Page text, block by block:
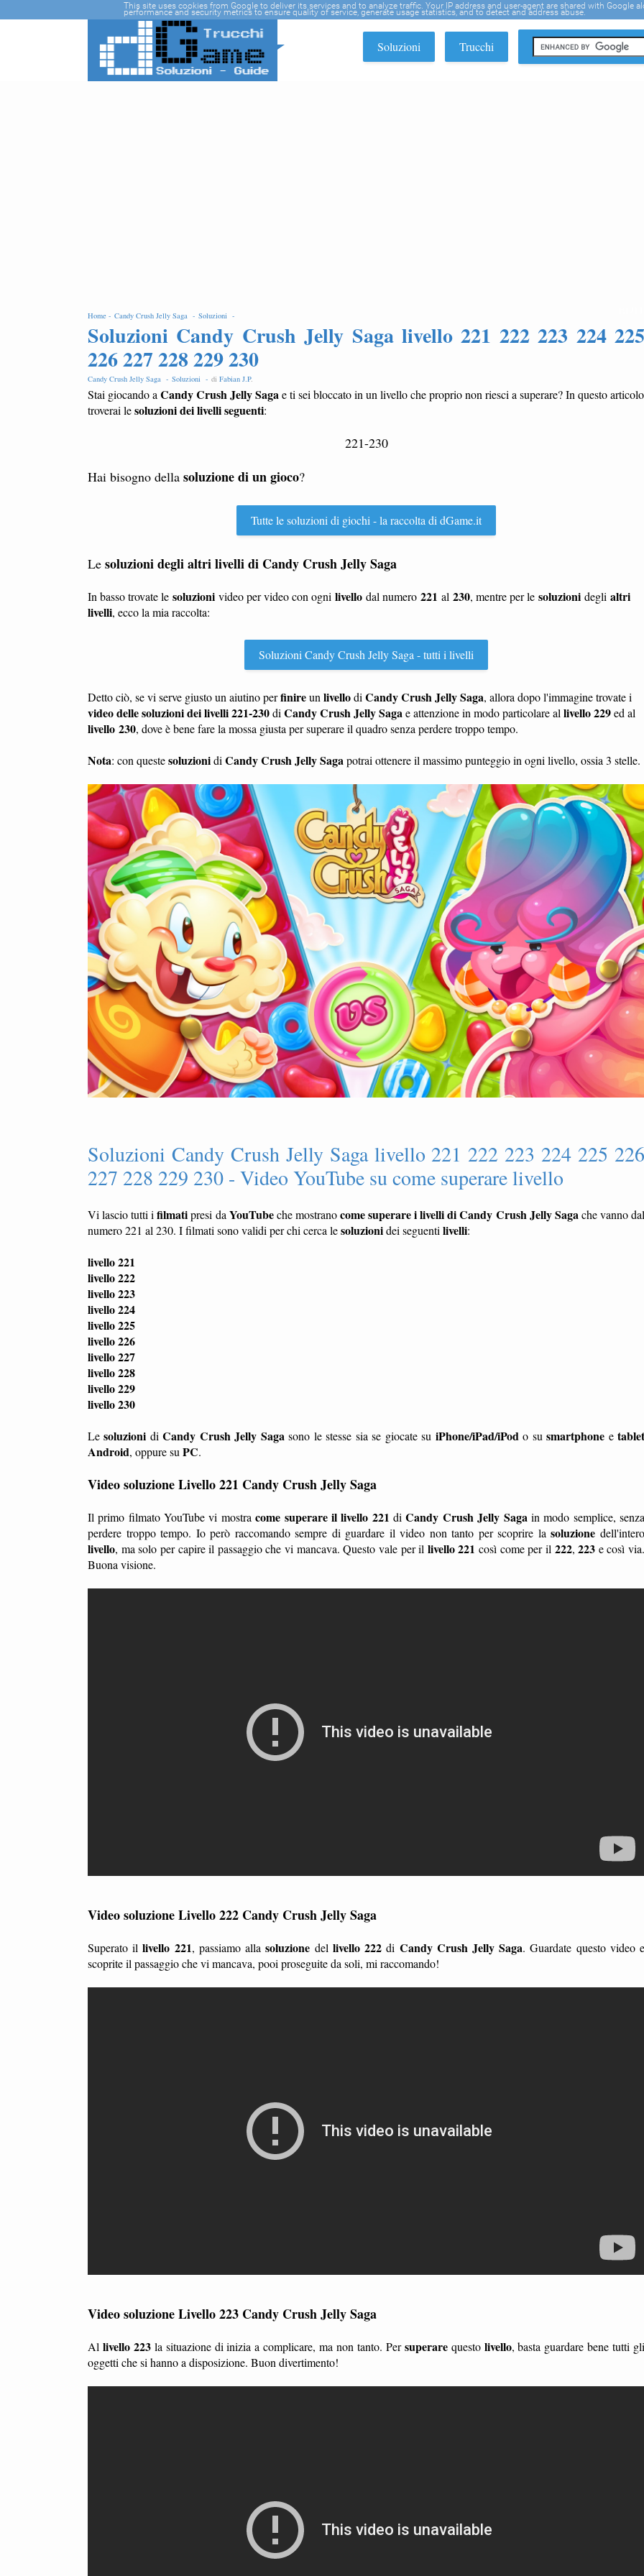
Soluzioni Trucchi
Home - Candy Crush Jelly Saga - Soluzioni -
Soluzioni Candy Crush Jelly Saga livello 221 222 223 224 225
226 227 228 229 230
Candy Crush Jelly Saga - Soluzioni - di Fabian J.P.
Stai giocando a Candy Crush Jelly Sagae ti sei bloccato in un livello che proprio non riesci a superare? In questo articolo
troverai lesoluzioni dei livelli seguenti:
221-230
Hai bisogno della soluzione di un gioco?
Tutte le soluzioni di giochi - la raccolta di dGame.it
Le soluzioni degli altri livelli di Candy Crush Jelly Saga
In basso trovate le soluzioni video per video con ogni livello dal numero 221 al 230, mentre per le soluzioni degli altri
livelli, ecco la mia raccolta:
Soluzioni Candy Crush Jelly Saga - tutti i livelli
Detto ciò, se vi serve giusto un aiutino perfinireun livellodi Candy Crush Jelly Saga, allora dopo l'immagine trovate i
video delle soluzioni dei livelli 221-230di Candy Crush Jelly Sagae attenzione in modo particolare al livello 229ed al
livello 230, dove è bene fare la mossa giusta per superare il quadro senza perdere troppo tempo.
Nota: con questesoluzionidi Candy Crush Jelly Sagapotrai ottenere il massimo punteggio in ogni livello, ossia 3 stelle.
Soluzioni Candy Crush Jelly Saga livello 221 222 223 224 225 226
227 228 229 230 - Video YouTube su come superare livello
Vi lascio tutti ifilmatipresi da YouTubeche mostranocome superare i livelli di Candy Crush Jelly Saga che vanno
numero 221 al 230. I filmati sono validi per chi cerca lesoluzionidei seguenti livelli:
livello 221
livello 222
livello 223
livello 224
livello 225
livello 226
livello 227
livello 228
livello 229
livello 230
Lesoluzioni diCandy Crush Jelly Saga sono le stesse sia se giocate su iPhone/iPad/iPod o susmartphone e
Android, oppure su PC.
Video soluzione Livello 221 Candy Crush Jelly Saga
Il primo filmato YouTube vi mostracome superare il livello 221 diCandy Crush Jelly Saga in modo semplice,
perdere troppo tempo. Io però raccomando sempre di guardare il video non tanto per scoprire lasoluzione
livello, ma solo per capire il passaggio che vi mancava. Questo vale per il livello 221 così come per il 222,223 e così via.
Buona visione.
Video soluzione Livello 222 Candy Crush Jelly Saga
Superato illivello 221, passiamo allasoluzione del livello 222 di Candy Crush Jelly Saga. Guardate questo video
scoprite il passaggio che vi mancava, pooi proseguite da soli, mi raccomando!
Video soluzione Livello 223 Candy Crush Jelly Saga
Al livello 223la situazione di inizia a complicare, ma non tanto. Persuperarequesto livello, basta guardare bene tutti
oggetti che si hanno a disposizione. Buon divertimento!
This site uses cookies from Google to deliver its services and to analyze traffic. Your IP address and user-agent are shared with Google
performance and security metrics to ensure quality of service, generate usage statistics, and to detect and address abuse.